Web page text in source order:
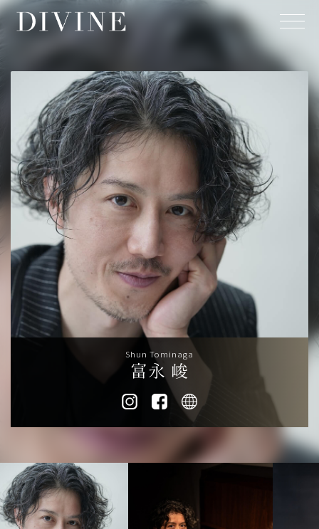
Top
About
News
Member
-MODEL(WOMEN)/MODEL(MEN)
-ACTOR/ACTRESS
/CREATOR / CULTURE ATHLETE
Projects
- Under Construction
Company
モデル（国籍、男女、年齢問わず）採用中！お気軽に応募くださ
Shun Tominaga
富永 峻